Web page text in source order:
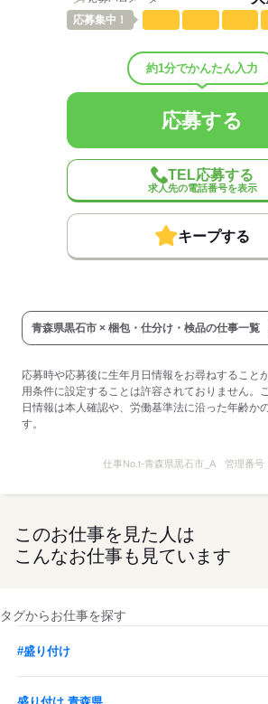
応募する
応募集中！
約1分でかんたん入力
応募する
TEL応募する
求人先の電話番号を表示
キープする
青森県黒石市 × 梱包・仕分け・検品の仕事一覧
応募時や応募後に生年月日情報をお尋ねすること
用条件に設定することは許容されておりません。
日情報は本人確認や、労働基準法に沿った年齢か
す。
仕事No.t-青森県黒石市_A 管理番号
このお仕事を見た人は
こんなお仕事も見ています
タグからお仕事を探す
#盛り付け